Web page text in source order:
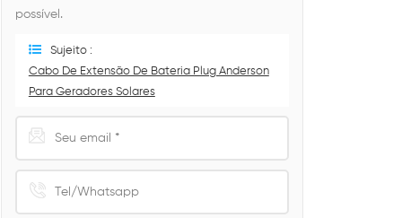
possível.
Sujeito :
Cabo De Extensão De Bateria Plug Anderson
Para Geradores Solares